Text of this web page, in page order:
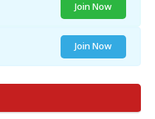
Join Now
Join Now